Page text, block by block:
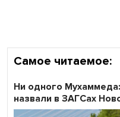
Самое читаемое:
Ни одного
назвали в ЗАГСах